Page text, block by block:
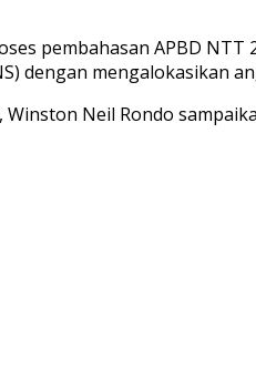
pembahasan APBD
dengan mengalokasikan
Neil Rondo